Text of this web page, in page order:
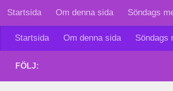
Skip to content
Startsida Om denna sida Söndags
Startsida Om denna sida Söndags
FÖLJ: